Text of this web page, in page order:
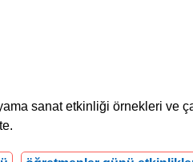
sanat etkinliği örnekleri ve